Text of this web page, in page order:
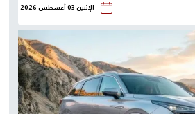
الإثنين 03 أغسطس 2026